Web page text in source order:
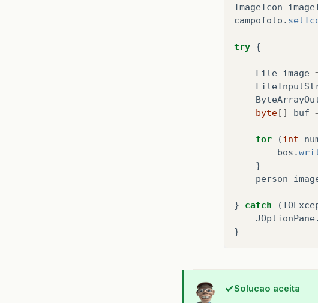
ImageIcon
campofoto .
try {
File image
byte[] buf
for (int
bos .
}
} catch (
JOptionPane.
}
Solucao aceita